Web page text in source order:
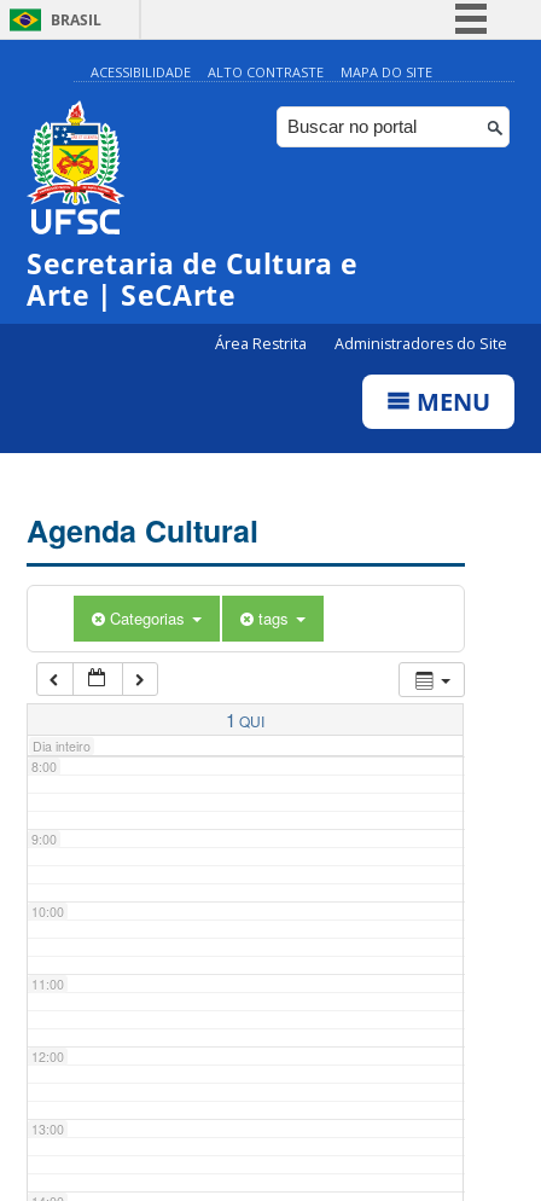
BRASIL
Simplifique!
Comunica BR
Participe
ACESSIBILIDADE ALTO CONTRASTE MAPA DO SITE
Secretaria de Cultura e
Arte | SeCArte
Área Restrita Administradores do Site
MENU
Agenda Cultural
Categorias tags
1 QUI
Dia inteiro
0:00
1:00
5:00
7:00
8:00
9:00
10:00
11:00
12:00
13:00